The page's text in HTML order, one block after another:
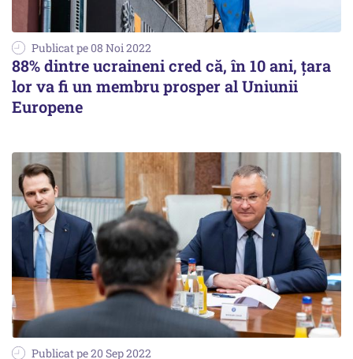
Publicat pe 08 Noi 2022
88% dintre ucraineni cred că, în 10 ani, țara
lor va fi un membru prosper al Uniunii
Europene
Publicat pe 20 Sep 2022